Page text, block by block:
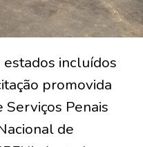
incluídos
promovida
Penais
de